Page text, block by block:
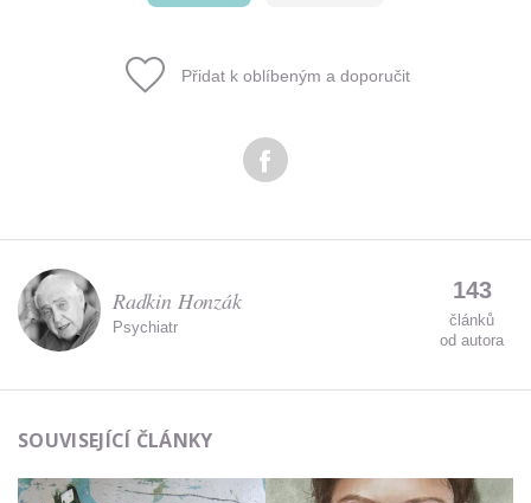
Odeslat
Zadáním e-mailu souhlasíte se zpracováním osobních
Přidat k oblíbeným a doporučit
Radkin Honzák
Psychiatr
143
článků
od autora
SOUVISEJÍCÍ ČLÁNKY